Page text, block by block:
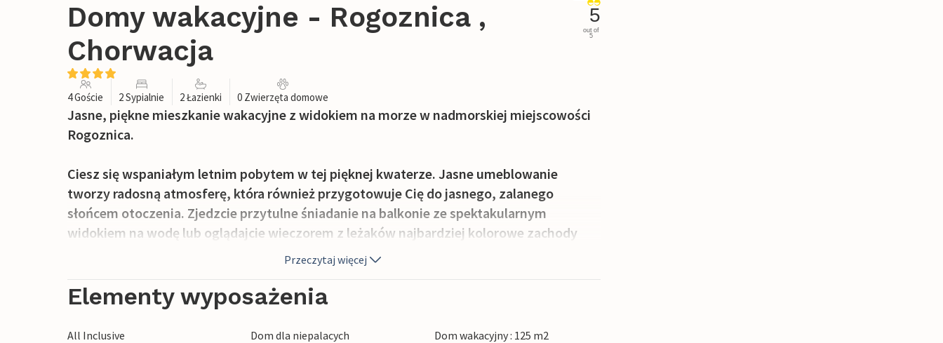
Domy wakacyjne - Rogoznica ,
Chorwacja
5
out of
5
4 Goście 2 Sypialnie 2 Łazienki 0 Zwierzęta domowe
Jasne, piękne mieszkanie wakacyjne z widokiem na morze w nadmorskiej miejscowości
Rogoznica.
Ciesz się wspaniałym letnim pobytem w tej pięknej kwaterze. Jasne umeblowanie
tworzy radosną atmosferę, która również przygotowuje Cię do jasnego, zalanego
słońcem otoczenia. Zjedzcie przytulne śniadanie na balkonie ze spektakularnym
widokiem na wodę lub oglądajcie wieczorem z leżaków najbardziej kolorowe zachody
Chorwackie nadmorskie miasteczko otrzymuje 2600 godzin słońca rocznie i jest jednym
z najbezpieczniejszych portów na wybrzeżu Adriatyku dzięki temu, że zatoka jest
chroniona przed silnymi wiatrami. Odkryj piękne miejsce, w którym możesz kupić świeże
Przeczytaj więcej
Elementy wyposażenia
All Inclusive Dom dla niepalacych
Dom wakacyjny : 125 m2